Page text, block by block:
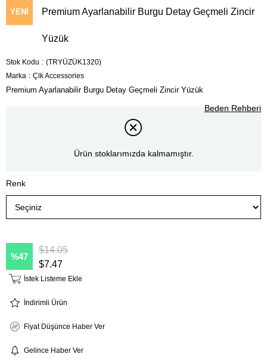
YENI Premium Ayarlanabilir Burgu Detay Geçmeli Zincir
Yüzük
Stok Kodu
(TRYÜZÜK1320)
Marka : Çlk Accessories
Premium Ayarlanabilir Burgu Detay Geçmeli Zincir Yüzük
Beden Rehberi
Ürün stoklarımızda kalmamıştır.
Renk
47
$14.05
$7.47
İstek Listeme Ekle
İndirimli Ürün
Fiyat Düşünce Haber Ver
Gelince Haber Ver